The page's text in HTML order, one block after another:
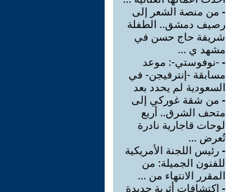
- من منصة الشعر إلى
رصيف دمشق.. الطفلة
شريفة حاج حسن في
مشهد ي ...
- -نوفوستي-: موعد
مسابقة -إنترفيجن- في
السعودية لم يحدد بعد
- من شقة غوركي إلى
متحف الشرق.. أربع
لوحات قاجارية نادرة
تُعرض ...
- رئيس اللجنة الأمريكية
للفنون الجميلة: من
المقرر الانتهاء من ...
- اكتشافات أثرية جديدة